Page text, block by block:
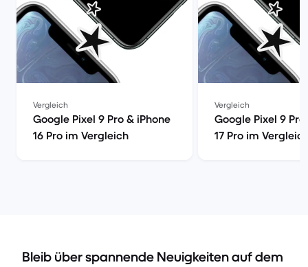
Vergleich
Google Pixel 9 Pro & iPhone
16 Pro im Vergleich
Vergleich
Google Pixel 9
17 Pro im
Bleib über spannende Neuigkeiten auf dem